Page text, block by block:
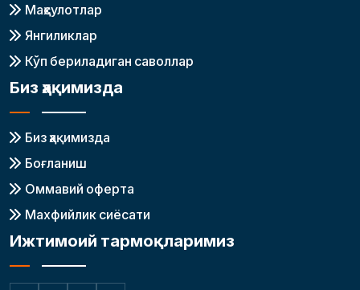
Маҳсулотлар
Янгиликлар
Кўп бериладиган саволлар
Биз ҳақимизда
Биз ҳақимизда
Боғланиш
Оммавий оферта
Махфийлик сиёсати
Ижтимоий тармоқларимиз